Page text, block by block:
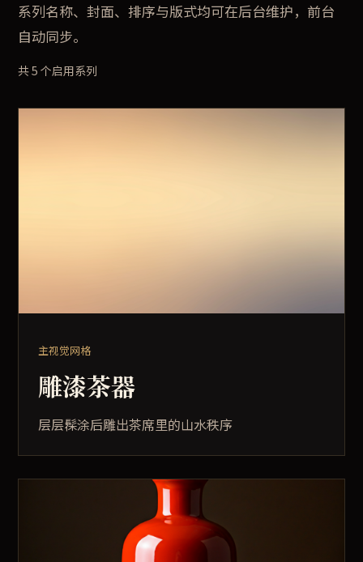
系列名称、封面、排序与版式均可在后台维护，前台
自动同步。
共 5 个启用系列
主视觉网格
雕漆茶器
层层髹涂后雕出茶席里的山水秩序